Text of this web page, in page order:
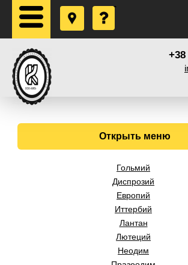
+38
Открыть меню
Гольмий
Диспрозий
Европий
Иттербий
Лантан
Лютеций
Неодим